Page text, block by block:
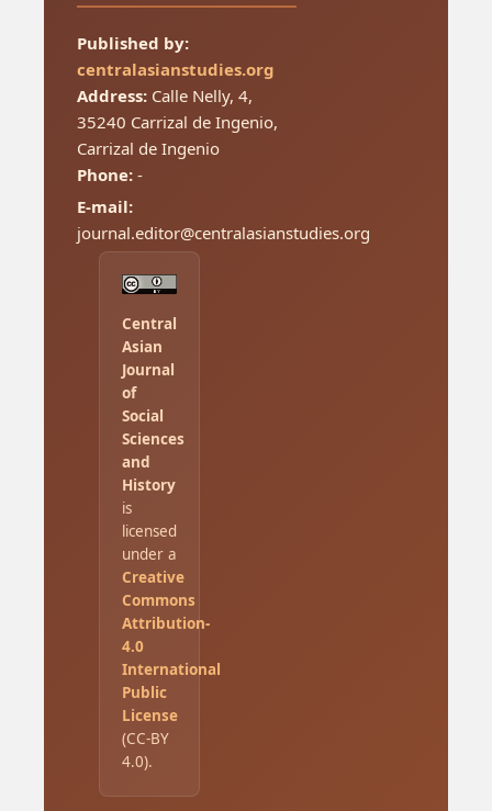
Published by:
centralasianstudies.org
Address:Calle Nelly, 4,
35240 Carrizal de Ingenio,
Carrizal de Ingenio
Phone:-
E-mail:
journal.editor@centralasianstudies.org
Central
Asian
Journal
of
Social
Sciences
and
History
is
licensed
under a
Creative
Commons
Attribution-
4.0
International
Public
License
(CC-BY
4.0).